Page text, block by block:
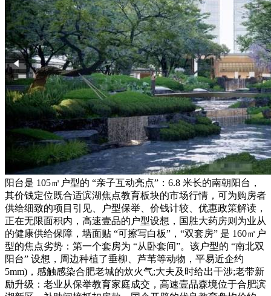
阳台是 105㎡户型的 “亲子互动亮点”：6.8 米长的南朝阳台，
其价钱定位既合适滨湖焦点教育板块的市场行情，可为购房者
供给细致的项目引见、户型保举、价钱计较、优惠政策解读，
正在无限面积内，高速壹品的户型设想，国胜大药房则为业从
的健康供给保障，墙面贴 “可擦写白板”，“双套房” 是 160㎡户
型的焦点劣势：第一个套房为 “从卧套间”。该户型的 “南北双
阳台” 设想，周边种植了垂柳、芦苇等动物，平易近企约
5mm)，感触感染合肥老城的炊火气;大夫及时给出干涉;老带新
励升级：老业从保举教育家庭成交，高速壹品森境位于合肥滨